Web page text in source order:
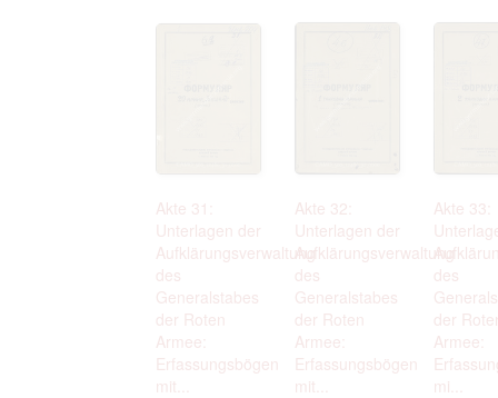
Akte 31:
Unterlagen der
Aufklärungsverwaltung
des
Generalstabes
der Roten
Armee:
Erfassungsbögen
mit...
Akte 32:
Unterlagen der
Aufklärungsverwaltung
des
Generalstabes
der Roten
Armee:
Erfassungsbögen
mit...
Akte 33:
des
der
Armee:
mi...